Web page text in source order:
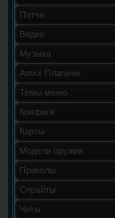
Патчи
Видео
Музыка
Amxx Плагины
Темы меню
Конфиги
Карты
Модели оружия
Приколы
Спрайты
Читы